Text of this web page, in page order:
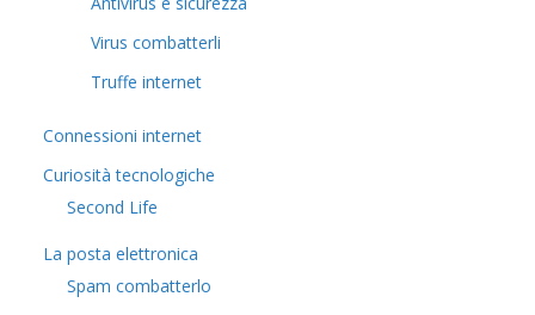
Virus combatterli
Truffe internet
Connessioni internet
Curiosità tecnologiche
​Second Life
La posta elettronica
Spam combatterlo